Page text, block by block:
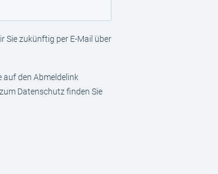
Sie zukünftig per E-Mail über
auf den Abmeldelink
Datenschutz finden Sie